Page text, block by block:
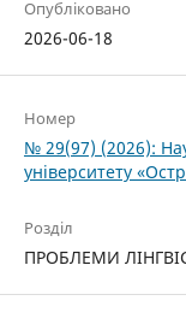
Опубліковано
2026-06-18
Номер
№ 29(97) (2026):
університету
Розділ
ПРОБЛЕМИ